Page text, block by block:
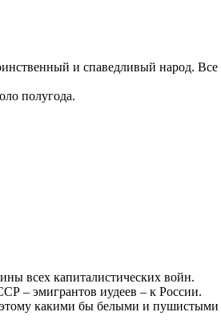
и спаведливый народ.
полугода.
всех капиталистических войн.
– эмигрантов иудеев – к России.
какими бы белыми и